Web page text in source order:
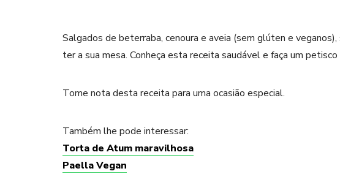
Salgados de beterraba, cenoura e aveia (sem glúten e
ter a sua mesa. Conheça esta receita saudável e faça um
Tome nota desta receita para uma ocasião especial.
Também lhe pode interessar:
Torta de Atum maravilhosa
Paella Vegan